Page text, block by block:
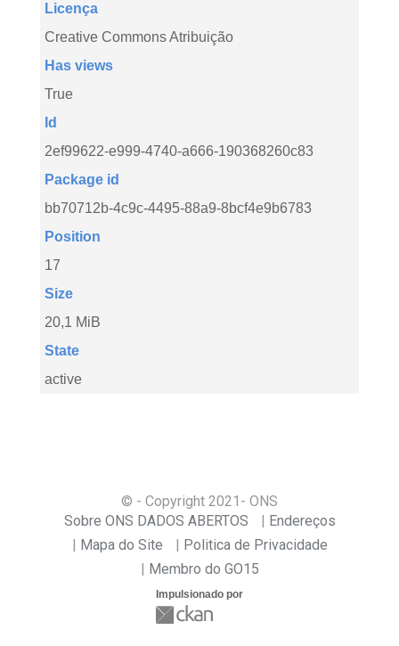
Licença
Creative Commons Atribuição
Has views
True
Id
2ef99622-e999-4740-a666-190368260c83
Package id
bb70712b-4c9c-4495-88a9-8bcf4e9b6783
Position
17
Size
20,1 MiB
State
active
© - Copyright 2021 - ONS
Sobre ONS DADOS ABERTOS
Endereços
Mapa do Site
Politica de Privacidade
Membro do GO15
Impulsionado por